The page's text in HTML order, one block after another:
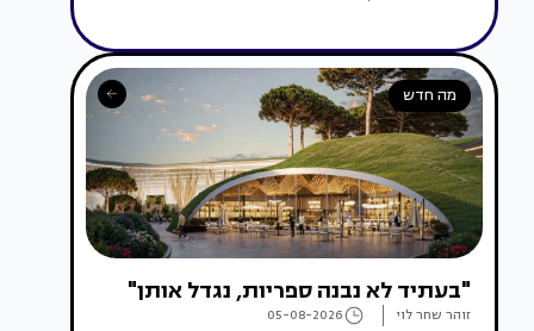
מה חדש
"בעתיד לא נבנה ספריות, נגדל אותן"
זוהר שחר לוי 05-08-2026